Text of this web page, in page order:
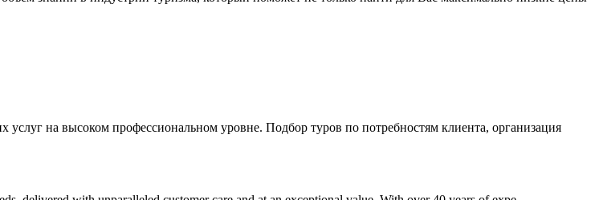
услуг на высоком профессиональном уровне. Подбор туров по потребностям клиента, организация